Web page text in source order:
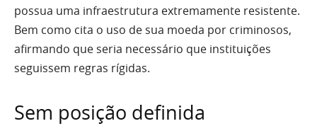
possua uma infraestrutura extremamente resistente.
Bem como cita o uso de sua moeda por criminosos,
afirmando que seria necessário que instituições
seguissem regras rígidas.
Sem posição definida